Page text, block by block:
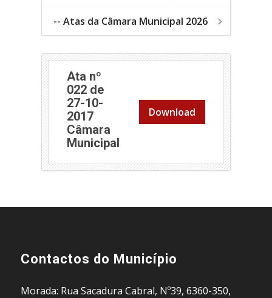
-- Atas da Câmara Municipal 2026
Ata nº
022 de
27-10-
2017
Câmara
Municipal(abre em nova janela)
Download
Contactos do Município
Morada: Rua Sacadura Cabral, Nº39, 6360-350,